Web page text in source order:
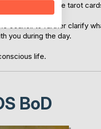
of advice from the tarot
council to further clarify
you during the day.
life.
BoD